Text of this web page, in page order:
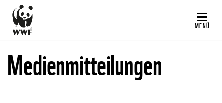
Direkt
zum
Inhalt
MENÜ
Medienmitteilungen